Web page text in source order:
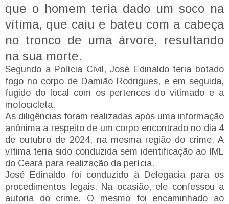
que o homem teria dado um soco na
vítima, que caiu e bateu com a cabeça
no tronco de uma árvore, resultando
na sua morte.
Segundo a Polícia Civil, José Edinaldo teria botado
fogo no corpo de Damião Rodrigues, e em seguida,
fugido do local com os pertences do vitimado e a
motocicleta.
As diligências foram realizadas após uma informação
anônima a respeito de um corpo encontrado no dia 4
de outubro de 2024, na mesma região do crime. A
vítima teria sido conduzida sem identificação ao IML
do Ceará para realização da perícia.
José Edinaldo foi conduzido à Delegacia para os
procedimentos legais. Na ocasião, ele confessou a
autoria do crime. O mesmo foi encaminhado ao